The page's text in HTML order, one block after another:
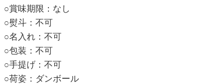
○賞味期限：なし
○熨斗：不可
○名入れ：不可
○包装：不可
○手提げ：不可
○荷姿：ダンボール